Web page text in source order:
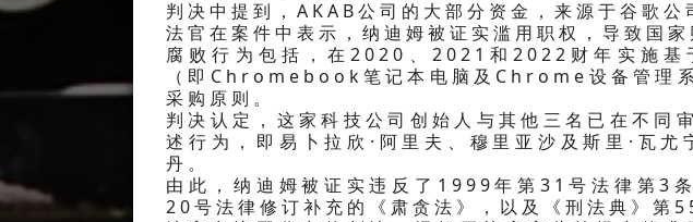
判决中提到，AKAB公司的大部分资金，来源于谷歌
法官在案件中表示，纳迪姆被证实滥用职权，导致国
腐败行为包括，在2020、2021和2022财年实施基
（即Chromebook笔记本电脑及Chrome设备管理
采购原则。
判决认定，这家科技公司创始人与其他三名已在不同
述行为，即易卜拉欣·阿里夫、穆里亚沙及斯里·瓦尤
丹。
由此，纳迪姆被证实违反了1999年第31号法律第3
20号法律修订补充的《肃贪法》，以及《刑法典》第